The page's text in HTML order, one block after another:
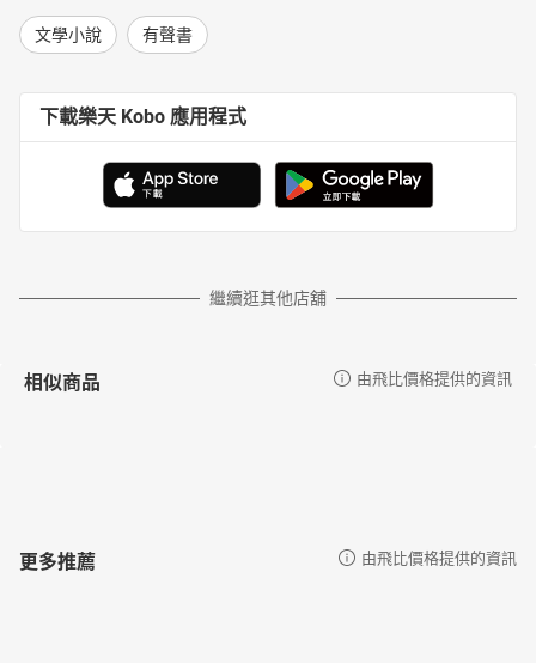
文學小說 有聲書
下載樂天 Kobo 應用程式
繼續逛其他店舖
相似商品 由飛比價格提供的資訊
更多推薦 由飛比價格提供的資訊